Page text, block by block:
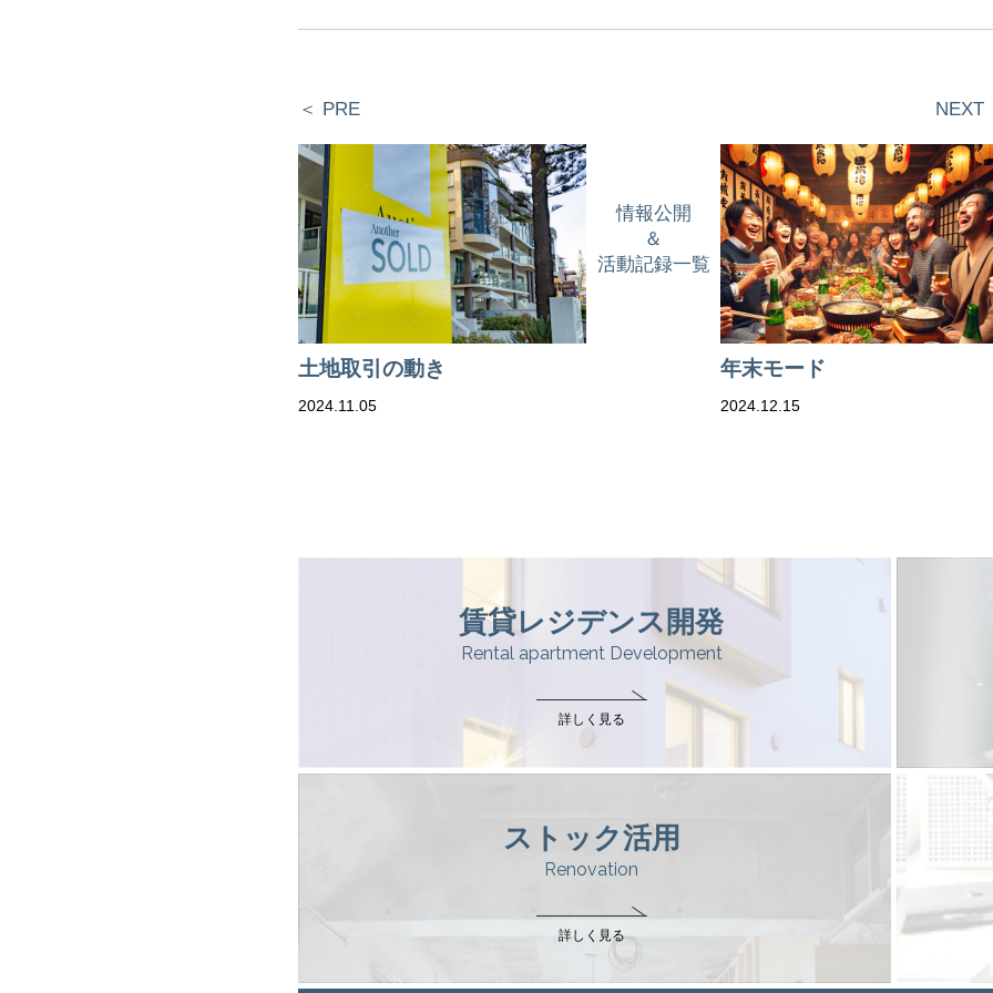
＜ PRE
土地取引の動き
2024.11.05
情報公開
＆
活動記録一覧
NEXT
年末モード
2024.12.15
賃貸レジデンス開発
Rental apartment Development
詳しく見る
ストック活用
Renovation
詳しく見る